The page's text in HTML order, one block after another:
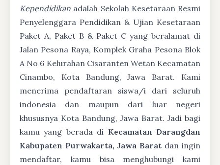
Kependidikan adalah Sekolah Kesetaraan Resmi
Penyelenggara Pendidikan & Ujian Kesetaraan
Paket A, Paket B & Paket C yang beralamat di
Jalan Pesona Raya, Komplek Graha Pesona Blok
A No 6 Kelurahan Cisaranten Wetan Kecamatan
Cinambo, Kota Bandung, Jawa Barat. Kami
menerima pendaftaran siswa/i dari seluruh
indonesia dan maupun dari luar negeri
khususnya Kota Bandung, Jawa Barat. Jadi bagi
kamu yang berada di Kecamatan Darangdan
Kabupaten Purwakarta, Jawa Barat dan ingin
mendaftar, kamu bisa menghubungi kami